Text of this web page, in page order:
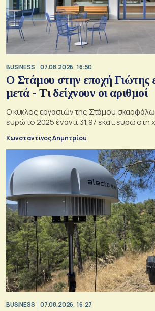
BUSINESS 07.08.2026, 16:50
Ο Στάμου στην εποχή Γιώτης
μετά - Τι δείχνουν οι αριθμοί
Ο κύκλος εργασιών της Στάμου
ευρώ το 2025 έναντι 31,97 εκατ. ευρώ
Κωνσταντίνος Δημητρίου
BUSINESS 07.08.2026, 16:27